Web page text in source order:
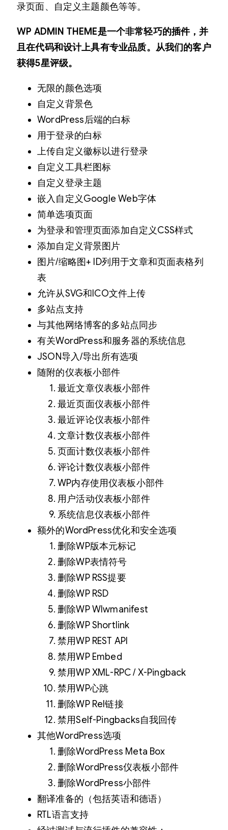
录页面、自定义主题颜色等等。
WP ADMIN THEME是一个非常轻巧的插件，并
且在代码和设计上具有专业品质。从我们的客户
获得5星评级。
无限的颜色选项
自定义背景色
WordPress后端的白标
用于登录的白标
上传自定义徽标以进行登录
自定义工具栏图标
自定义登录主题
嵌入自定义Google Web字体
简单选项页面
为登录和管理页面添加自定义CSS样式
添加自定义背景图片
图片/缩略图+ ID列用于文章和页面表格列
表
允许从SVG和ICO文件上传
多站点支持
与其他网络博客的多站点同步
有关WordPress和服务器的系统信息
JSON导入/导出所有选项
随附的仪表板小部件
最近文章仪表板小部件
最近页面仪表板小部件
最近评论仪表板小部件
文章计数仪表板小部件
页面计数仪表板小部件
评论计数仪表板小部件
WP内存使用仪表板小部件
用户活动仪表板小部件
系统信息仪表板小部件
额外的WordPress优化和安全选项
删除WP版本元标记
删除WP表情符号
删除WP RSS提要
删除WP RSD
删除WP Wlwmanifest
删除WP Shortlink
禁用WP REST API
禁用WP Embed
禁用WP XML-RPC / X-Pingback
禁用WP心跳
删除WP Rel链接
禁用Self-Pingbacks自我回传
其他WordPress选项
删除WordPress Meta Box
删除WordPress仪表板小部件
删除WordPress小部件
翻译准备的（包括英语和德语）
RTL语言支持